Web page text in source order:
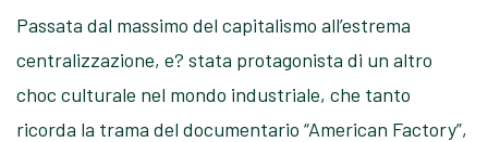
Passata dal massimo del capitalismo all’estrema
centralizzazione, e? stata protagonista di un altro
choc culturale nel mondo industriale, che tanto
ricorda la trama del documentario “American Factory”,